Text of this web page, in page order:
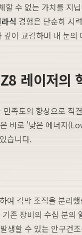
수 없는 가치를 지
식 경험은 단순히 시
이 교감하며 내 눈
레이저의
족도의 향상으로 직
바로 '낮은 에너지
습니다.
여 각막 조직을 분
기존 장비의 수십 분의
생할 수 있는 안구건